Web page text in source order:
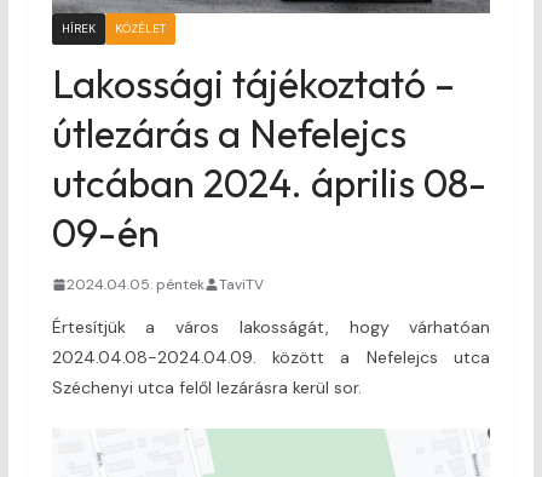
HÍREK KÖZÉLET
Lakossági tájékoztató –
útlezárás a Nefelejcs
utcában 2024. április 08-
09-én
2024.04.05. péntek TaviTV
Értesítjük a város lakosságát, hogy várhatóan
2024.04.08-2024.04.09. között a Nefelejcs utca
Széchenyi utca felől lezárásra kerül sor.